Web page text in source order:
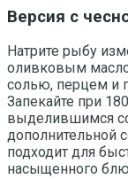
Версия с
Натрите рыбу
оливковым
солью, перцем и
Запекайте при
выделившимся
дополнительной
подходит для
насыщенного